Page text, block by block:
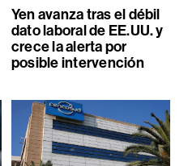
Yen avanza tras el débil
dato laboral de EE.UU. y
crece la alerta por
posible intervención